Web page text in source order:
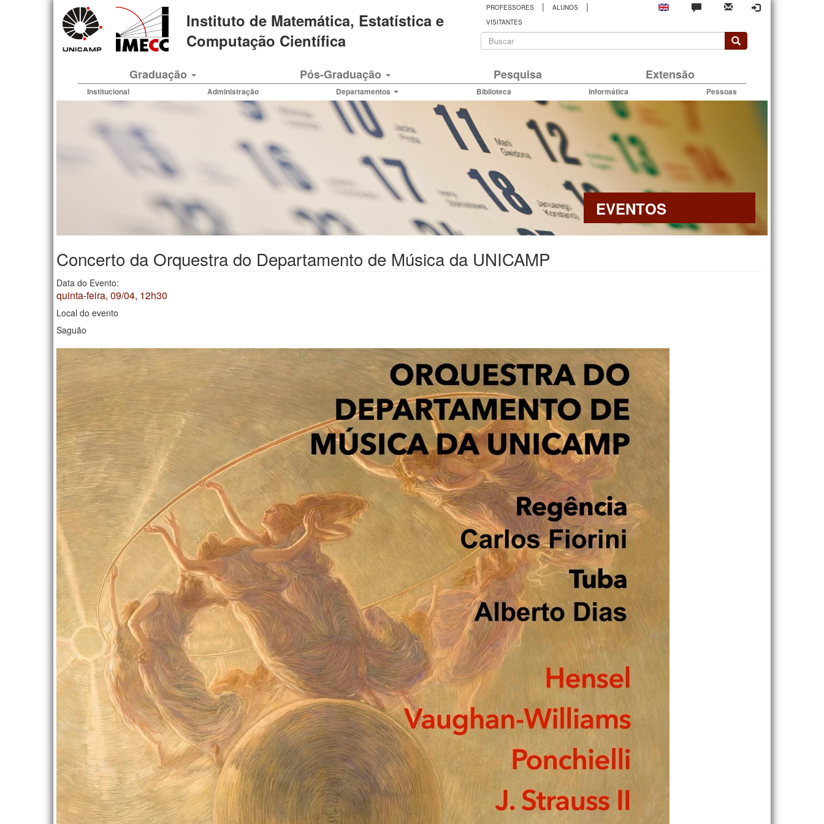
Instituto de Matemática, Estatística e
Computação Científica
PROFESSORES | ALUNOS |
VISITANTES
Formulário
busca
Graduação Pós-Graduação Pesquisa Extensão
Institucional Administração Departamentos Biblioteca Informática Pessoas
EVENTOS
Concerto da Orquestra do Departamento de Música da UNICAMP
Data do Evento:
quinta-feira, 09/04, 12h30
Local do evento
Saguão